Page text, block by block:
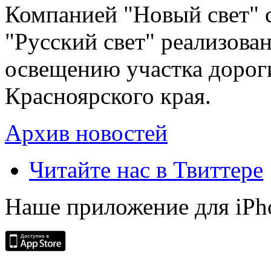
Компанией "Новый свет"
"Русский свет"
освещению участка
Красноярского края.
Архив новостей
Читайте нас в Твиттере
Наше приложение для